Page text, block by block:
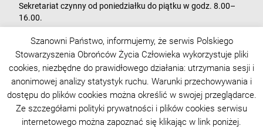
Sekretariat czynny od poniedziałku do piątku w godz. 8.00–
16.00.
Wpłat na działalność statutową Stowarzyszenia można
dokonywać na rachunek bankowy w Banku Pekao SA,
Oddział w Krakowie:
93 1240 4650 1111 0000 5150 8401.
Chcesz być na bieżąco z tematyką pro-life:zamów newsletter!
Szanowni Państwo, informujemy, że serwis Polskiego
Stowarzyszenia Obrońców Życia Człowieka wykorzystuje pliki
cookies, niezbędne do prawidłowego działania: utrzymania sesji i
anonimowej analizy statystyk ruchu. Warunki przechowywania i
dostępu do plików cookies można określić w swojej przeglądarce.
Ze szczegółami polityki prywatności i plików cookies serwisu
internetowego można zapoznać się klikając w link poniżej.